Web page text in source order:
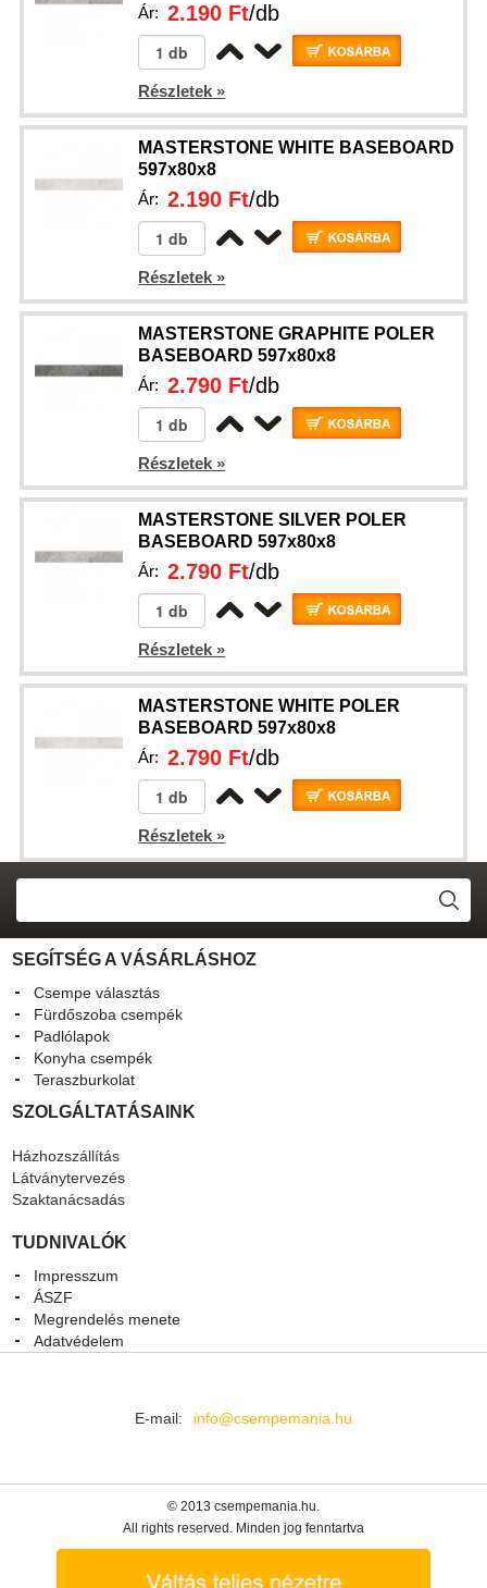
Ár: 2.190 Ft/db
Részletek »
MASTERSTONE WHITE BASEBOARD
597x80x8
Ár: 2.190 Ft/db
Részletek »
MASTERSTONE GRAPHITE POLER
BASEBOARD 597x80x8
Ár: 2.790 Ft/db
Részletek »
MASTERSTONE SILVER POLER
BASEBOARD 597x80x8
Ár: 2.790 Ft/db
Részletek »
MASTERSTONE WHITE POLER
BASEBOARD 597x80x8
Ár: 2.790 Ft/db
Részletek »
SEGÍTSÉG A VÁSÁRLÁSHOZ
Csempe választás
Fürdőszoba csempék
Padlólapok
Konyha csempék
Teraszburkolat
SZOLGÁLTATÁSAINK
Házhozszállítás
Látványtervezés
Szaktanácsadás
TUDNIVALÓK
Impresszum
ÁSZF
Megrendelés menete
Adatvédelem
E-mail: info@csempemania.hu
© 2013 csempemania.hu.
All rights reserved. Minden jog fenntartva